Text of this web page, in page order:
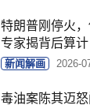
特朗普刚停火
专家揭背后算计
新闻解画 2026-
毒油案陈其迈